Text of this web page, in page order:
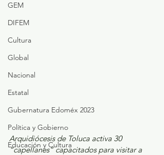
GEM
DIFEM
Cultura
Global
Nacional
Estatal
Gubernatura Edoméx 2023
Política y Gobierno
Educación y Cultura
Arquidiócesis de Toluca activa 30
“capellanes” capacitados para visitar a